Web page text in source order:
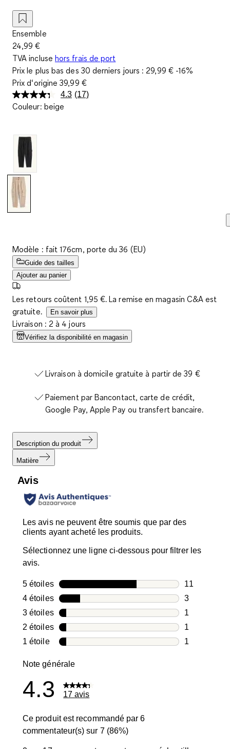
Ensemble
24,99 €
TVA incluse hors frais de port
Prix le plus bas des 30 derniers jours : 29,99 €-16%
Prix d‘origine39,99 €
4.3 Lire
(17)
Couleur: beige
Modèle : fait 176cm, porte du 36 (EU)
Guide des tailles
Ajouter au panier
Les retours coûtent 1,95 €. La remise en magasin C&A est
gratuite.
En savoir plus
Livraison : 2 à 4 jours
Vérifiez la disponibilité en magasin
Livraison à domicile gratuite à partir de 39 €
Paiement par Bancontact, carte de crédit,
Google Pay, Apple Pay ou transfert bancaire.
Description du produit
Matière
Avis
Les avis ne peuvent être soumis que par des
clients ayant acheté les produits.
Sélectionnez une ligne ci-dessous pour filtrer les
avis.
5 étoilesétoiles
11
11 avis
4 étoilesétoiles
3
3 avis avec
3 étoilesétoiles
1
1 avis avec
2 étoilesétoiles
1
1 avis avec
1 étoileétoiles
1
Note générale
4.3 17 avis
Ce produit est recommandé par 6
commentateur(s) sur 7 (86%)